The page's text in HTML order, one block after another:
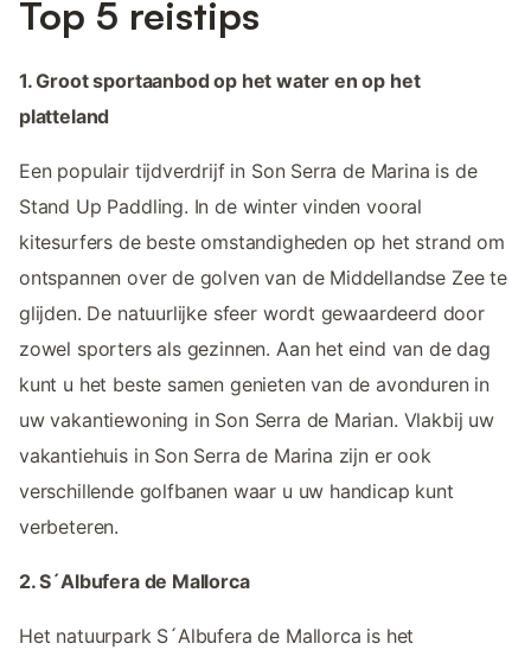
Top 5 reistips
1. Groot sportaanbod op het water en op het
platteland
Een populair tijdverdrijf in Son Serra de Marina is de
Stand Up Paddling. In de winter vinden vooral
kitesurfers de beste omstandigheden op het strand om
ontspannen over de golven van de Middellandse Zee te
glijden. De natuurlijke sfeer wordt gewaardeerd door
zowel sporters als gezinnen. Aan het eind van de dag
kunt u het beste samen genieten van de avonduren in
uw vakantiewoning in Son Serra de Marian. Vlakbij uw
vakantiehuis in Son Serra de Marina zijn er ook
verschillende golfbanen waar u uw handicap kunt
verbeteren.
2. S´Albufera de Mallorca
Het natuurpark S´Albufera de Mallorca is het